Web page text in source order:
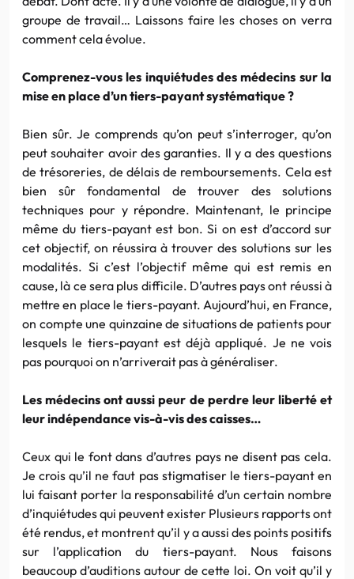
groupe de travail… Laissons faire les choses on verra
comment cela évolue.
Comprenez-vous les inquiétudes des médecins sur la
mise en place d’un tiers-payant systématique ?
Bien sûr. Je comprends qu’on peut s’interroger, qu’on
peut souhaiter avoir des garanties. Il y a des questions
de trésoreries, de délais de remboursements. Cela est
bien sûr fondamental de trouver des solutions
techniques pour y répondre. Maintenant, le principe
même du tiers-payant est bon. Si on est d’accord sur
cet objectif, on réussira à trouver des solutions sur les
modalités. Si c’est l’objectif même qui est remis en
cause, là ce sera plus difficile. D’autres pays ont réussi à
mettre en place le tiers-payant. Aujourd’hui, en France,
on compte une quinzaine de situations de patients pour
lesquels le tiers-payant est déjà appliqué. Je ne vois
pas pourquoi on n’arriverait pas à généraliser.
Les médecins ont aussi peur de perdre leur liberté et
leur indépendance vis-à-vis des caisses…
Ceux qui le font dans d’autres pays ne disent pas cela.
Je crois qu’il ne faut pas stigmatiser le tiers-payant en
lui faisant porter la responsabilité d’un certain nombre
d’inquiétudes qui peuvent exister Plusieurs rapports ont
été rendus, et montrent qu’il y a aussi des points positifs
sur l’application du tiers-payant. Nous faisons
beaucoup d’auditions autour de cette loi. On voit qu’il y